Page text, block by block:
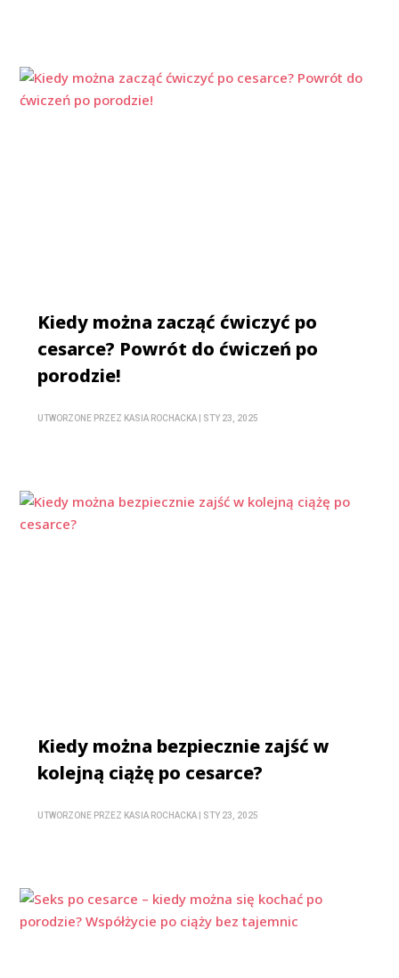
Kiedy można zacząć ćwiczyć po
cesarce? Powrót do ćwiczeń po
porodzie!
UTWORZONE PRZEZ KASIA ROCHACKA STY 23, 2025
Kiedy można bezpiecznie zajść w
kolejną ciążę po cesarce?
UTWORZONE PRZEZ KASIA ROCHACKA STY 23, 2025